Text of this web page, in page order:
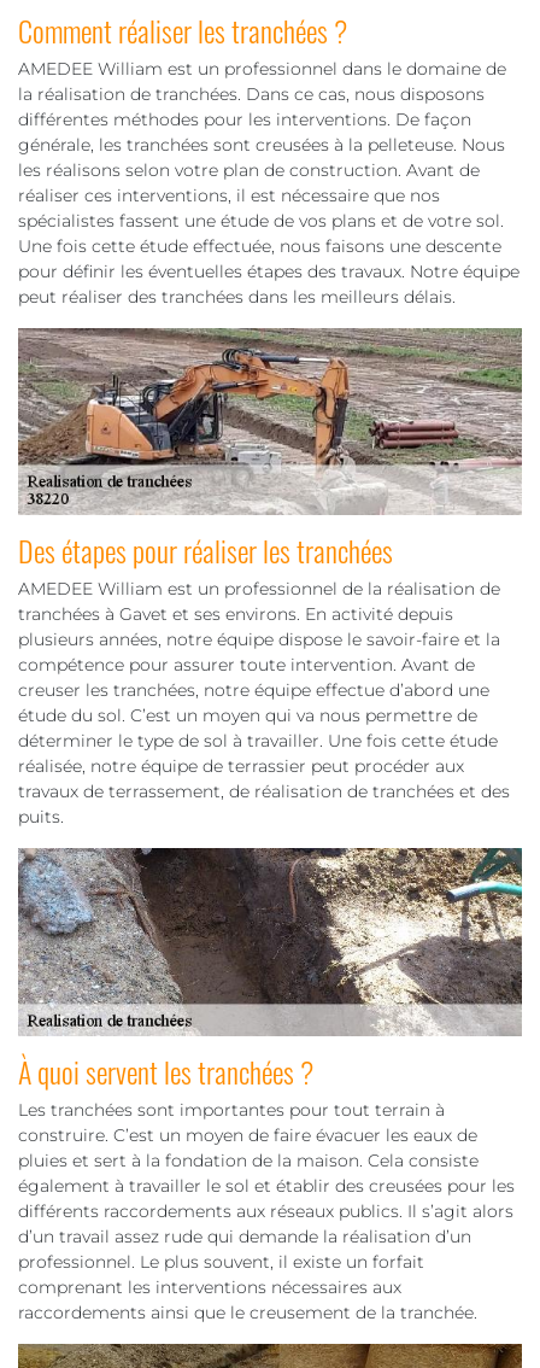
Comment réaliser les tranchées ?
AMEDEE William est un professionnel dans le domaine de
la réalisation de tranchées. Dans ce cas, nous disposons
différentes méthodes pour les interventions. De façon
générale, les tranchées sont creusées à la pelleteuse. Nous
les réalisons selon votre plan de construction. Avant de
réaliser ces interventions, il est nécessaire que nos
spécialistes fassent une étude de vos plans et de votre sol.
Une fois cette étude effectuée, nous faisons une descente
pour définir les éventuelles étapes des travaux. Notre équipe
peut réaliser des tranchées dans les meilleurs délais.
Des étapes pour réaliser les tranchées
AMEDEE William est un professionnel de la réalisation de
tranchées à Gavet et ses environs. En activité depuis
plusieurs années, notre équipe dispose le savoir-faire et la
compétence pour assurer toute intervention. Avant de
creuser les tranchées, notre équipe effectue d’abord une
étude du sol. C’est un moyen qui va nous permettre de
déterminer le type de sol à travailler. Une fois cette étude
réalisée, notre équipe de terrassier peut procéder aux
travaux de terrassement, de réalisation de tranchées et des
puits.
À quoi servent les tranchées ?
Les tranchées sont importantes pour tout terrain à
construire. C’est un moyen de faire évacuer les eaux de
pluies et sert à la fondation de la maison. Cela consiste
également à travailler le sol et établir des creusées pour les
différents raccordements aux réseaux publics. Il s’agit alors
d’un travail assez rude qui demande la réalisation d’un
professionnel. Le plus souvent, il existe un forfait
comprenant les interventions nécessaires aux
raccordements ainsi que le creusement de la tranchée.